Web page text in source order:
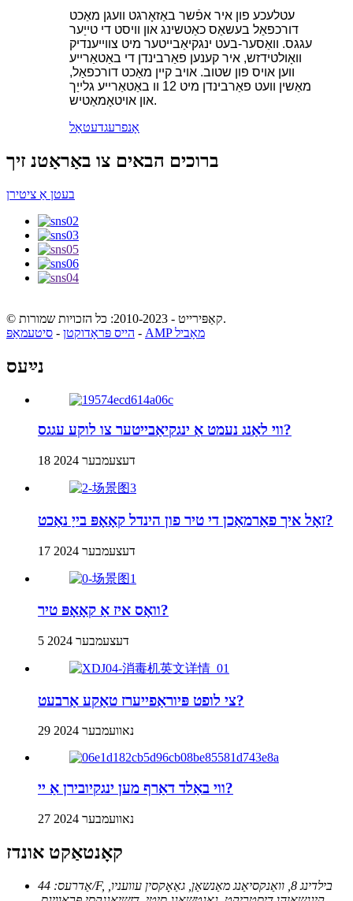
עטלעכע פון ​​איר אפֿשר באַזאָרגט וועגן מאַכט
דורכפאַל בעשאַס כאַטשינג און וויסט די טייַער
עגגס. וואַסער-בעט ינגקיאַבייטער מיט צווייענדיק
וואָולטידזש, איר קענען פאַרבינדן די באַטאַרייע
ווען אויס פון שטוב. אויב קיין מאַכט דורכפאַל,
מאַשין וועט פאַרבינדן מיט 12 וו באַטאַרייע גלייַך
און אויטאָמאַטיש.
אָנפרעגדעטאַל
ברוכים הבאים צו באַראַטנ זיך
בעטן אַ ציטירן
© קאַפּירייט - 2010-2023: כל הזכויות שמורות.
הייס פּראָדוקטן - סיטעמאַפּ - AMP מאָביל
נײַעס
ווי לאַנג נעמט אַ ינגקיאַבייטער צו לוקע עגגס?
18 דעצעמבער 2024
זאָל איך פאַרמאַכן די טיר פון הינדל קאָאָפּ בייַ נאַכט?
17 דעצעמבער 2024
וואָס איז אַ קאָאָפּ טיר?
5 דעצעמבער 2024
צי לופט פּיוראַפייערז טאַקע אַרבעט?
29 נאוועמבער 2024
ווי באַלד דאַרף מען ינגקיובירן אַ יי?
27 נאוועמבער 2024
קאָנטאַקט אונדז
אַדרעס: 44/F, בילדינג 8, וואַנקסיאַנג מאַנשאַן, גאַאָקסין עוועניו,